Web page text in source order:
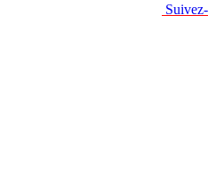
Suivez-